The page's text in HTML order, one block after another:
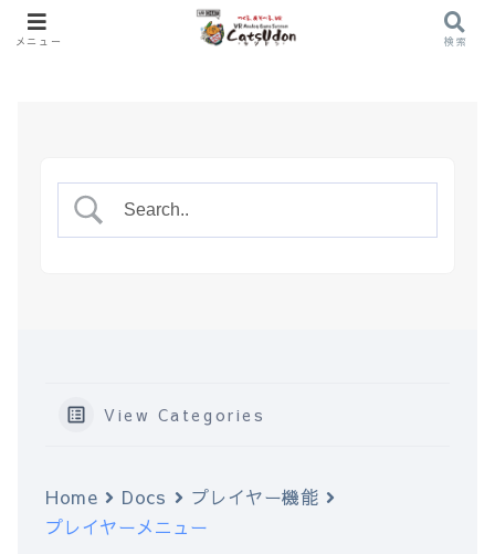
View Categories
Home Docs
プレイヤー機能
プレイヤーメニュー
メニュー 検索